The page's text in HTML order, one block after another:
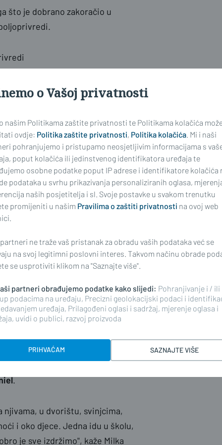
što je dobrano zakoračio u
šume. Ja do sada sve radim:
služi, osjećam se dobro, uživam
ali ne radim sa motorkom, to
tanjurati, iako i to radim.
sretniji od mene", zadovoljan je
Milkabrine o šest krmača,
osmislio je njihov sinSiniša, koji
ali je vrstan majstor za
i izgradio.
što proizvedemo mi i prodamo.
odojaka i
tradiciju svinjogojstva, ali na
Milka, a rado joj u tim
.
njivama, u dvorištu, svinjcima,
i oko djece. Jedna idu u školu,
je sve izdržimo", kaže Milka
o Vašoj privatnosti
našim Politikama zaštite privatnosti te Politikama kolačića
ovdje: Politika zaštite privatnosti, Politika kolačića . Mi i naši
pohranjujemo i pristupamo neosjetljivim informacijama s
poput kolačića ili jedinstvenog identifikatora uređaja te
osobne podatke poput IP adrese i identifikatore kolačića
podataka u svrhu prikazivanja personaliziranih oglasa,
naših posjetitelja i sl. Svoje postavke u svakom trenutku
promijeniti u našim Pravilima o zaštiti privatnosti na ovoj web
ne traže vaš pristanak za obradu vaših podataka već se
na svoj legitimni poslovni interes. Takvom načinu obrade
se usprotiviti klikom na "Saznajte više".
partneri obrađujemo podatke kako slijedi: Pohranjivanje i / ili
podacima na uređaju, Precizni geolokacijski podaci i
uređaja, Prilagođeni oglasi i sadržaj, mjerenje oglasa i
uvidi o publici, razvoj proizvoda
PRIHVAĆAM SAZNAJTE VIŠE